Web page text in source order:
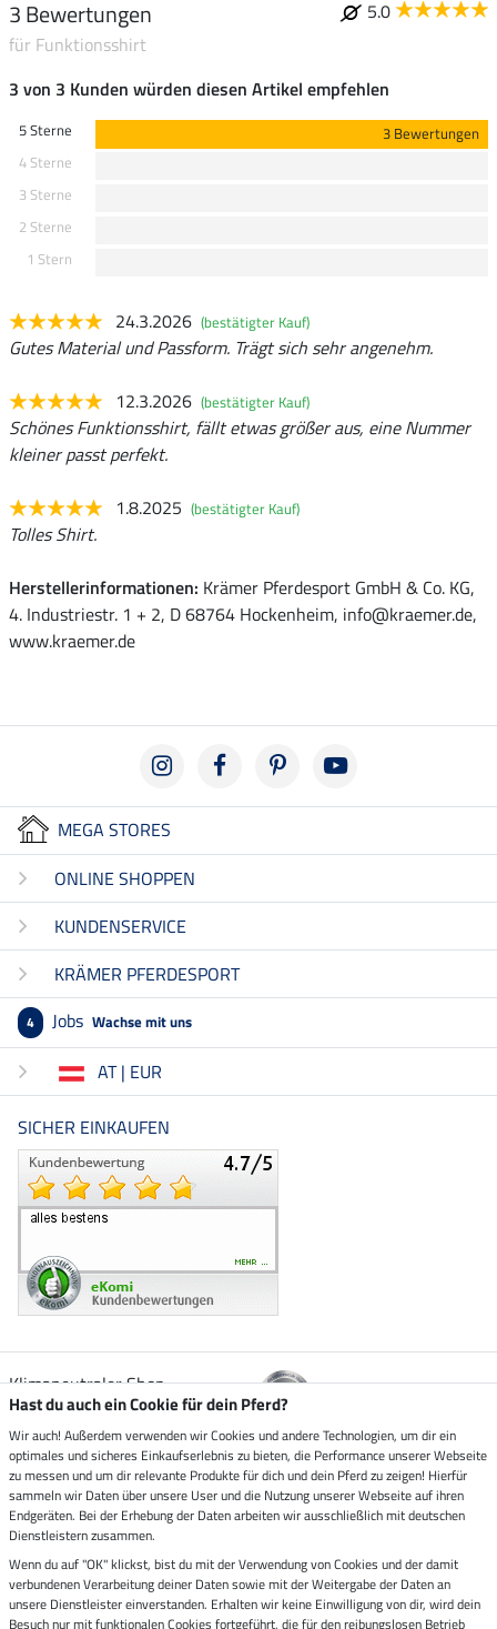
3 Bewertungen
5.0
für Funktionsshirt
3 von 3 Kunden würden diesen Artikel empfehlen
5 Sterne
3 Bewertungen
4 Sterne
3 Sterne
2 Sterne
1 Stern
24.3.2026 (bestätigter Kauf)
Gutes Material und Passform. Trägt sich sehr angenehm.
12.3.2026 (bestätigter Kauf)
Schönes Funktionsshirt, fällt etwas größer aus, eine Nummer
kleiner passt perfekt.
1.8.2025 (bestätigter Kauf)
Tolles Shirt.
Herstellerinformationen: Krämer Pferdesport GmbH & Co. KG,
4. Industriestr. 1 + 2, D 68764 Hockenheim, info@kraemer.de,
www.kraemer.de
MEGA STORES
ONLINE SHOPPEN
KUNDENSERVICE
KRÄMER PFERDESPORT
4 Jobs Wachse mit uns
AT | EUR
SICHER EINKAUFEN
Klimaneutraler Shop
Zustellung durch
Sicher bezahlen mit
Vorkasse
Hast du auch ein Cookie für dein Pferd?
Wir auch! Außerdem verwenden wir Cookies und andere Technologien, um dir ein
optimales und sicheres Einkaufserlebnis zu bieten, die Performance unserer Webseite
zu messen und um dir relevante Produkte für dich und dein Pferd zu zeigen! Hierfür
sammeln wir Daten über unsere User und die Nutzung unserer Webseite auf ihren
Endgeräten. Bei der Erhebung der Daten arbeiten wir ausschließlich mit deutschen
Dienstleistern zusammen.
Wenn du auf "OK" klickst, bist du mit der Verwendung von Cookies und der damit
verbundenen Verarbeitung deiner Daten sowie mit der Weitergabe der Daten an
unsere Dienstleister einverstanden. Erhalten wir keine Einwilligung von dir, wird dein
Besuch nur mit funktionalen Cookies fortgeführt, die für den reibungslosen Betrieb